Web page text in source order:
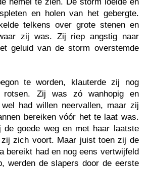
en holen van het gebergte.
telkens over grote stenen en
zij was. Zij riep angstig naar
geluid van de storm overstemde
te worden, klauterde zij nog
Zij was zó wanhopig en
had willen neervallen, maar zij
bereiken vóór het te laat was.
de goede weg en met haar laatste
zij zich voort. Maar juist toen zij de
bereikt had en nog eens vertwijfeld
werden de slapers door de eerste